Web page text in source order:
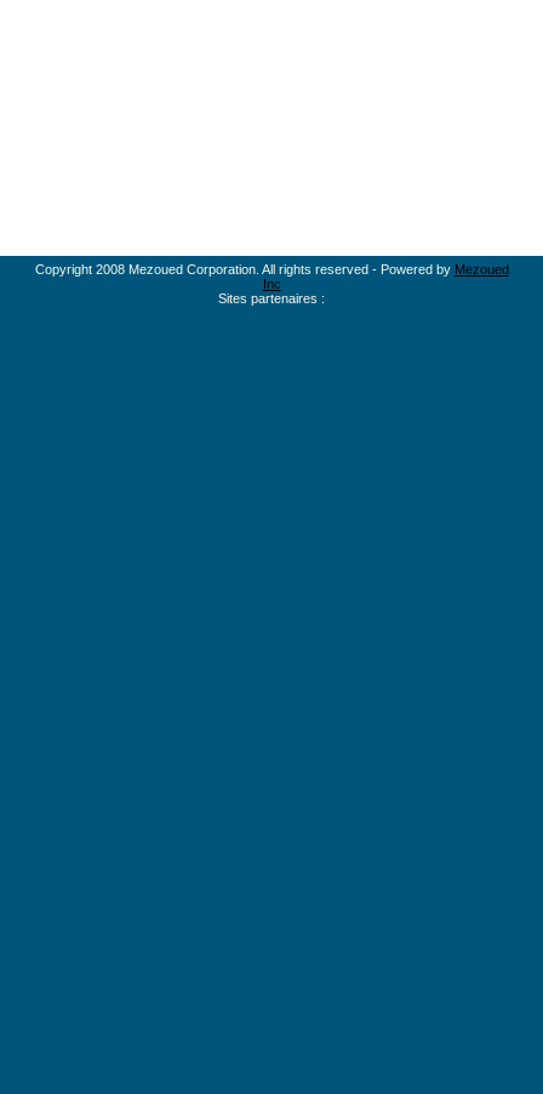
Copyright 2008 Mezoued Corporation. All rights reserved - Powered by Mezoued
Inc
Sites partenaires :